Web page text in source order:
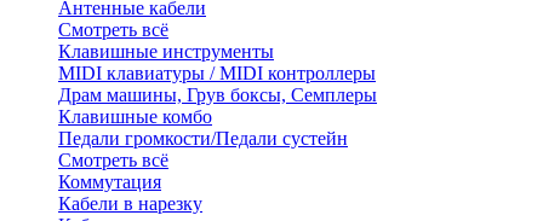
Антенные кабели
Смотреть всё
Клавишные инструменты
MIDI клавиатуры / MIDI контроллеры
Драм машины, Грув боксы, Семплеры
Клавишные комбо
Педали громкости/Педали сустейн
Смотреть всё
Коммутация
Кабели в нарезку